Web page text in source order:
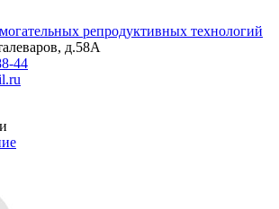
репродуктивных технологий
д.58А
44